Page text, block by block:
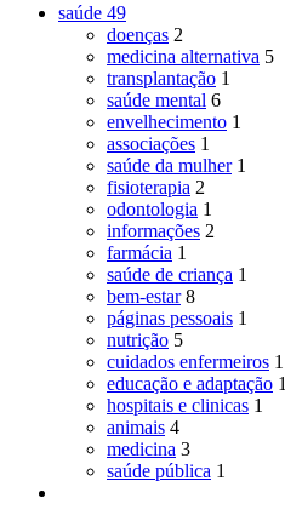
saúde 49
doenças 2
medicina alternativa 5
transplantação 1
saúde mental 6
envelhecimento 1
associações 1
saúde da mulher 1
fisioterapia 2
odontologia 1
informações 2
farmácia 1
saúde de criança 1
bem-estar 8
páginas pessoais 1
nutrição 5
cuidados enfermeiros 1
educação e adaptação 1
hospitais e clinicas 1
animais 4
medicina 3
saúde pública 1